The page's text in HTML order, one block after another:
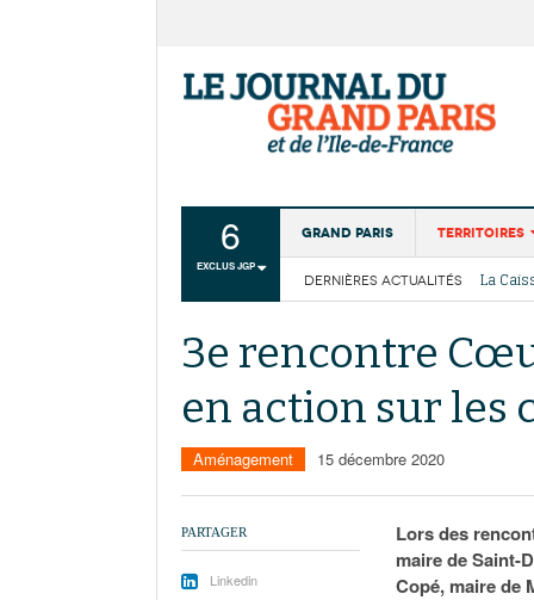
6
EXCLUS JGP
Grand Paris Territoires
Institutions
Services
DERNIÈRES ACTUALITÉS La
Les
3e rencontre
en action sur les
Aménagement 15 décembre 2020
Lors des
maire de Saint-
Copé, maire de
PARTAGER
Linkedin